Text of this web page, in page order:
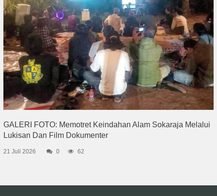
GALERI FOTO: Memotret Keindahan Alam Sokaraja Melalui
Lukisan Dan Film Dokumenter
21 Juli 2026 0 62